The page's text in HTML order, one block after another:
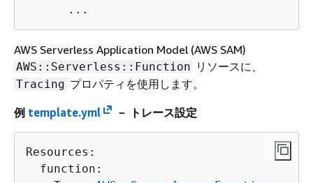
      ...
AWS Serverless Application Model (AWS SAM)
AWS::Serverless::Function リソースに、
Tracing プロパティを使用します。
例 template.yml － トレース設定
Resources:
  function: